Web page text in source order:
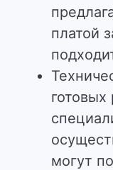
платой
могут